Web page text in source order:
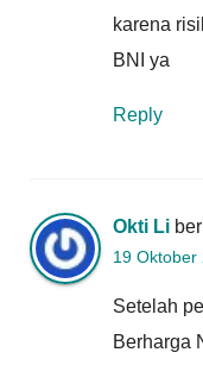
karena
BNI ya
Reply
Okti Li
19 Oktober
Setelah
Berharga